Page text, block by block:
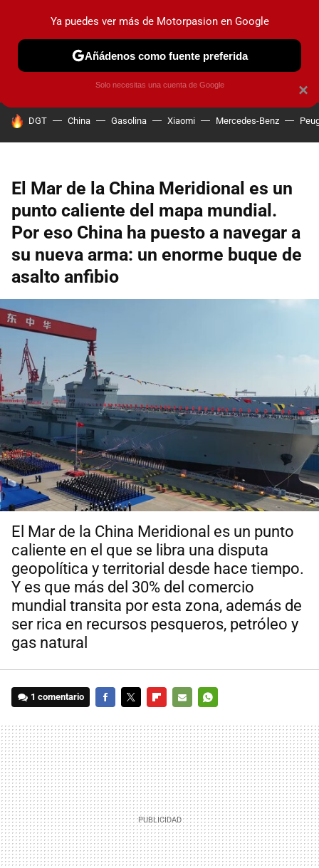
PRUEBAS COCHES ELÉCTRICOS OBSERVATORIO
HOY SE HABLA DE
DGT China Gasolina Xiaomi Mercedes-Benz
El Mar de la China Meridional es un
punto caliente del mapa mundial.
Por eso China ha puesto a navegar a
su nueva arma: un enorme buque de
asalto anfibio
El Mar de la China Meridional es un punto
caliente en el que se libra una disputa
geopolítica y territorial desde hace tiempo.
Y es que más del 30% del comercio
mundial transita por esta zona, además de
ser rica en recursos pesqueros, petróleo y
gas natural
1 comentario
MAIL
×
Ya puedes ver más de Motorpasion en Google
Añádenos como fuente preferida
Solo necesitas una cuenta de Google